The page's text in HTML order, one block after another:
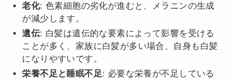
老化: 色素細胞の劣化が進むと、メラニンの生成
が減少します。
遺伝: 白髪は遺伝的な要素によって影響を受ける
ことが多く、家族に白髪が多い場合、自身も白髪
になりやすいです。
栄養不足と睡眠不足: 必要な栄養が不足している